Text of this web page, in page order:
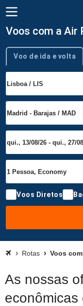
Voos com a Air
Tipo de viagem
Voo de ida e volta
Voos Diretos
Rotas Voos
As nossas
econômicas